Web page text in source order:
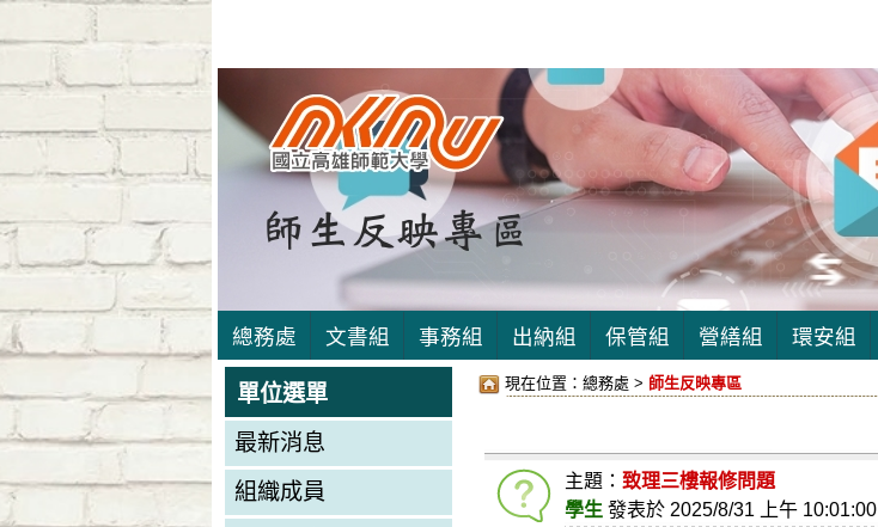
總務處 文書組 事務組 出納組 保管組 營繕組 環安組
單位選單
最新消息
組織成員
現在位置： 總務處 > 師生反映專區
主題： 致理三樓報修問題
學生 發表於 2025/8/31 上午 10:01:00